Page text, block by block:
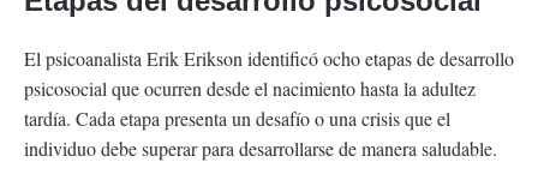
El psicoanalista Erik Erikson identificó ocho etapas de desarrollo
psicosocial que ocurren desde el nacimiento hasta la adultez
tardía. Cada etapa presenta un desafío o una crisis que el
individuo debe superar para desarrollarse de manera saludable.